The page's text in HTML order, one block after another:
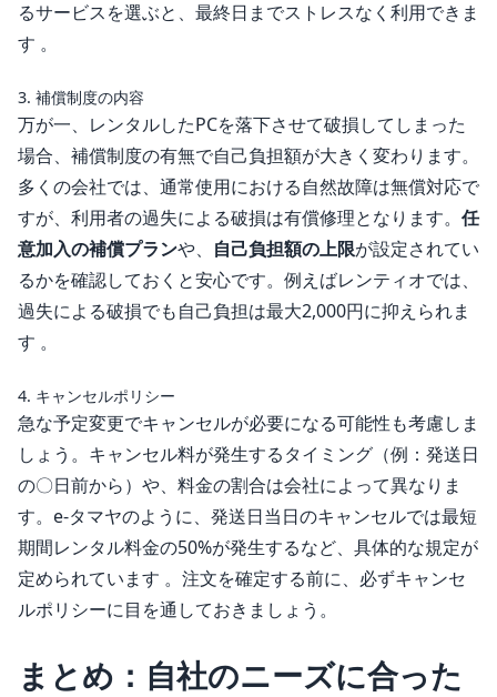
るサービスを選ぶと、最終日までストレスなく利用できま
す 。
3. 補償制度の内容
万が一、レンタルしたPCを落下させて破損してしまった
場合、補償制度の有無で自己負担額が大きく変わります。
多くの会社では、通常使用における自然故障は無償対応で
すが、利用者の過失による破損は有償修理となります。 任
意加入の補償プランや、 自己負担額の上限が設定されてい
るかを確認しておくと安心です。例えばレンティオでは、
過失による破損でも自己負担は最大2,000円に抑えられま
す 。
4. キャンセルポリシー
急な予定変更でキャンセルが必要になる可能性も考慮しま
しょう。キャンセル料が発生するタイミング（例：発送日
の〇日前から）や、料金の割合は会社によって異なりま
す。e-タマヤのように、発送日当日のキャンセルでは最短
期間レンタル料金の50%が発生するなど、具体的な規定が
定められています 。注文を確定する前に、必ずキャンセ
ルポリシーに目を通しておきましょう。
まとめ：自社のニーズに合った